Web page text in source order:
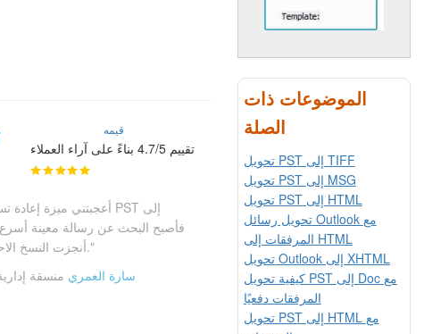
قيمه
تقييم 4.7/5 بناءً على آراء العملاء
أنجزت النسخ الاحتياطي بصيغة غير بريدية بلا عناء."
سارة العمري منسقة
الموضوعات ذات
الصلة
تحويل PST إلى TIFF
تحويل PST إلى MSG
تحويل PST إلى HTML
تحويل رسائل Outlook مع
المرفقات إلى HTML
تحويل Outlook إلى XHTML
كيفية تحويل PST إلى Doc مع
المرفقات دفعيًا
تحويل PST إلى HTML مع